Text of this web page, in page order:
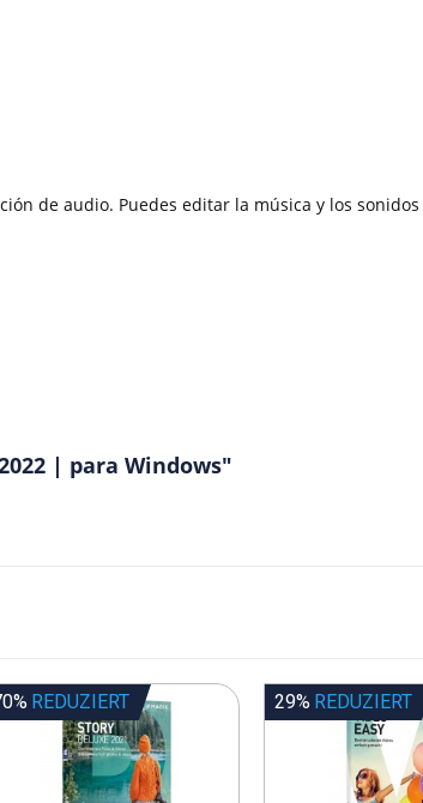
de audio. Puedes editar la música y los
| para Windows"
REDUZIERT 29% REDUZIERT